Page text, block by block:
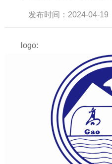
发布时间：2024-04-19
logo: